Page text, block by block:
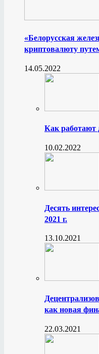
«Белорусская
криптовалюту
14.05.2022
Как работают
10.02.2022
Десять
2021 г.
13.10.2021
как новая
22.03.2021